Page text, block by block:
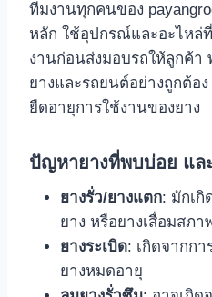
ทีมงานทุกคนของ
หลัก ใช้อุปกรณ์และอะไหล่
งานก่อนส่งมอบรถให้ลูกค้
ยางและรถยนต์อย่างถูกต้อ
ยืดอายุการใช้งานของยาง
ปัญหายางที่พบบ่อย แล
ยางรั่ว/ยางแตก: มักเ
ยาง หรือยางเสื่อมสภา
ยางระเบิด: เกิดจากก
ยางหมดอายุ